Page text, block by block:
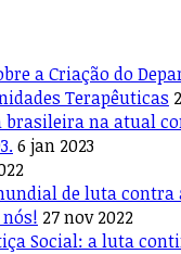
a Criação do
Terapêuticas
brasileira na atual
6 jan 2023
de luta contra
27 nov 2022
Social: a luta